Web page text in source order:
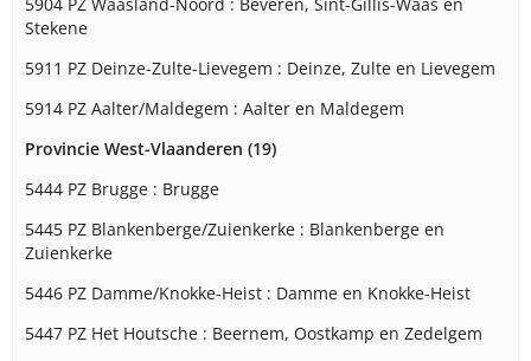
Stekene
5911 PZ Deinze-Zulte-Lievegem : Deinze, Zulte en Lievegem
5914 PZ Aalter/Maldegem : Aalter en Maldegem
Provincie West-Vlaanderen (19)
5444 PZ Brugge : Brugge
5445 PZ Blankenberge/Zuienkerke : Blankenberge en
Zuienkerke
5446 PZ Damme/Knokke-Heist : Damme en Knokke-Heist
5447 PZ Het Houtsche : Beernem, Oostkamp en Zedelgem